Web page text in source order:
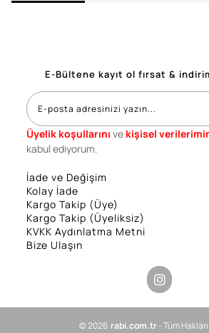
E-Bültene kayıt ol fırsat &
Üyelik koşullarını ve kişisel
kabul ediyorum.
İade ve Değişim
Kolay İade
Kargo Takip (Üye)
Kargo Takip (Üyeliksiz)
KVKK Aydınlatma Metni
Bize Ulaşın
© 2026 rabi.com.tr- Tüm Hakları